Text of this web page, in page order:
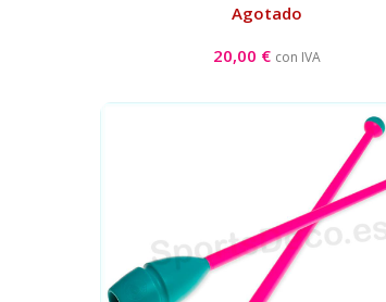
Agotado
20,00 € con IVA